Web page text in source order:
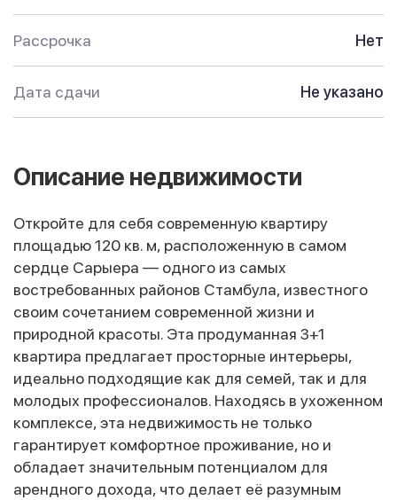
Рассрочка Нет
Дата сдачи Не указано
Описание недвижимости
Откройте для себя современную квартиру
площадью 120 кв. м, расположенную в самом
сердце Сарыера — одного из самых
востребованных районов Стамбула, известного
своим сочетанием современной жизни и
природной красоты. Эта продуманная 3+1
квартира предлагает просторные интерьеры,
идеально подходящие как для семей, так и для
молодых профессионалов. Находясь в ухоженном
комплексе, эта недвижимость не только
гарантирует комфортное проживание, но и
обладает значительным потенциалом для
арендного дохода, что делает её разумным